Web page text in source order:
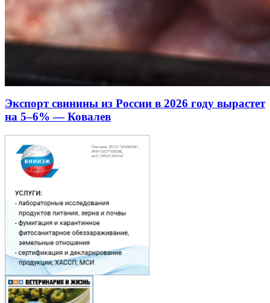
Экспорт свинины из России в 2026 году вырастет
на 5–6% — Ковалев